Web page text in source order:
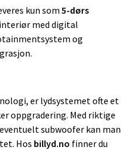
kun som 5-dørs
med digital
og
er lydsystemet ofte et
oppgradering. Med riktige
subwoofer kan man
Hos billyd.no finner du